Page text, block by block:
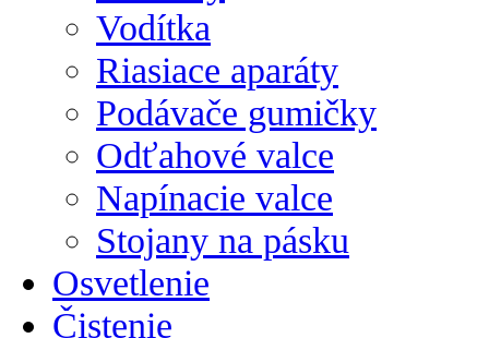
Vodítka
Riasiace aparáty
Podávače gumičky
Odťahové valce
Napínacie valce
Stojany na pásku
Osvetlenie
Čistenie